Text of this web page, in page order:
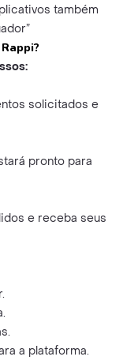
também
solicitados e
pronto para
e receba seus
a plataforma.